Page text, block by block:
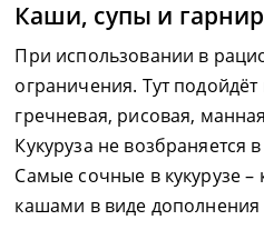
Каши, супы и
При использовании в
ограничения. Тут
гречневая, рисовая,
Кукуруза не возбраняется
Самые сочные в кукурузе –
кашами в виде